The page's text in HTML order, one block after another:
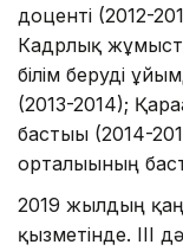
доценті (2012-
Кадрлық
білім беруді
(2013-2014);
бастығы (2014-
орталығының
2019 жылдың
қызметінде. ІІІ